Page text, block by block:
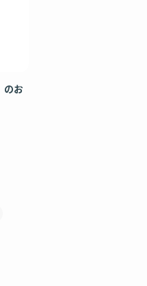
のお